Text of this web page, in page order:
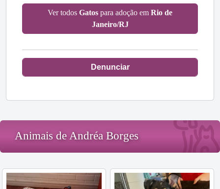
Ver todos Gatos para adoção em Rio de
Janeiro/RJ
Denunciar
Animais de Andréa Borges